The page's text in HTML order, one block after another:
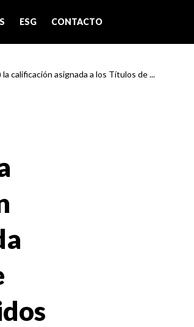
ESG CONTACTO
calificación asignada a los Títulos de ...